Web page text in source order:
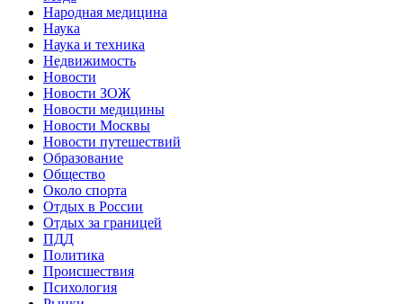
Народная медицина
Наука
Наука и техника
Недвижимость
Новости
Новости ЗОЖ
Новости медицины
Новости Москвы
Новости путешествий
Образование
Общество
Около спорта
Отдых в России
Отдых за границей
ПДД
Политика
Происшествия
Психология